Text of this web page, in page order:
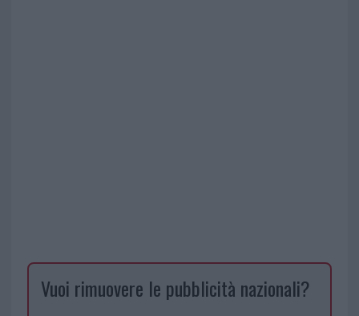
Vuoi rimuovere le pubblicità nazionali?